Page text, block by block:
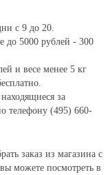
с 9 до 20.
до 5000 рублей - 300
и весе менее 5 кг
за
телефону (495) 660-
заказ из магазина с
можете посмотреть в